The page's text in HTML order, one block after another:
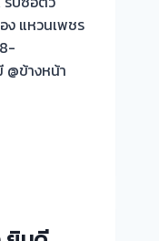
ง แหวนเพชร
@ข้างหน้า